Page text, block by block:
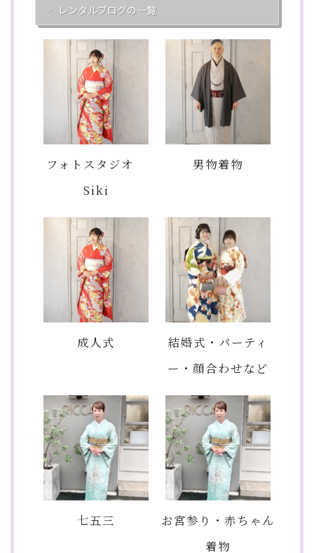
レンタルブログの一覧
フォトスタジオ
Siki
男物着物
成人式
結婚式・パーティ
ー・顔合わせなど
七五三
お宮参り・赤ちゃん
着物